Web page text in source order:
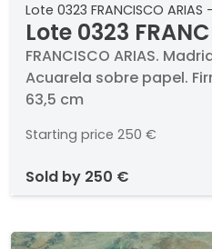
Lote 0323 FRANCISCO
Lote 0323
Olivar
FRANCISCO ARIAS.
Acuarela sobre papel.
63,5 cm
Starting price 250 €
sold by 250 €